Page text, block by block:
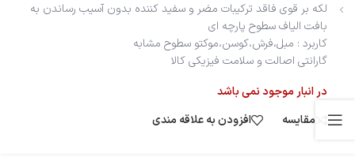
لکه بر قوی فاقد ترکیبات مضر و سفید کننده بدون آسیب رساندن به
بافت الیاف سطوح پارچه ای
کاربرد : مبل،فرش،کوسن،موکتو سطوح مشابه
گارانتی اصالت و سلامت فیزیکی کالا
در انبار موجود نمی باشد
مقایسه
افزودن به علاقه مندی